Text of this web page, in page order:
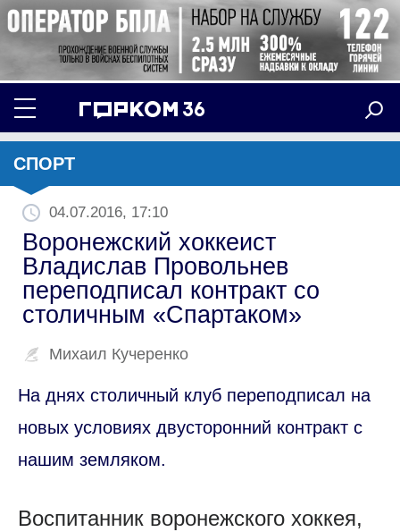
СПОРТ
04.07.2016, 17:10
Воронежский хоккеист
Владислав Провольнев
переподписал контракт со
столичным «Спартаком»
Михаил Кучеренко
На днях столичный клуб переподписал на
новых условиях двусторонний контракт с
нашим земляком.
Воспитанник воронежского хоккея,